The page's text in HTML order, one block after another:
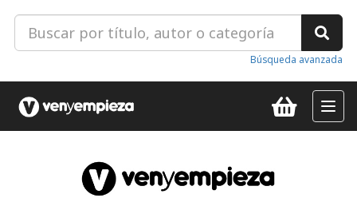
Búsqueda avanzada